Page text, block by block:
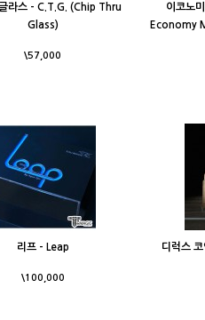
라스 - C.T.G. (Chip Thru
Glass)
\57,000
이코노
Economy
리프 - Leap
\100,000
디럭스